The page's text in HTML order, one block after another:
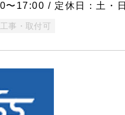
〜17:00 / 定休日：土・日
工事・取付可